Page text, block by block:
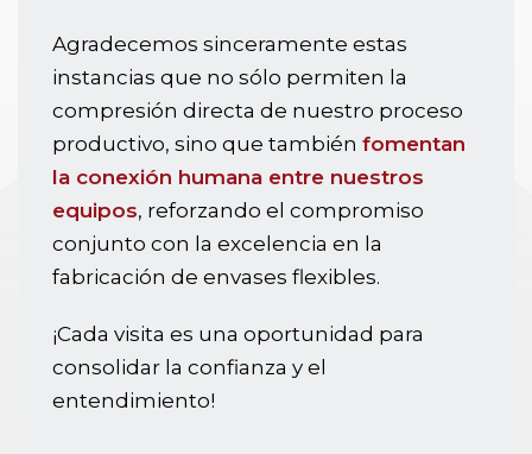
Agradecemos sinceramente estas
instancias que no sólo permiten la
compresión directa de nuestro proceso
productivo, sino que tambiénfomentan
la conexión humana entre nuestros
equipos, reforzando el compromiso
conjunto con la excelencia en la
fabricación de envases flexibles.
¡Cada visita es una oportunidad para
consolidar la confianza y el
entendimiento!